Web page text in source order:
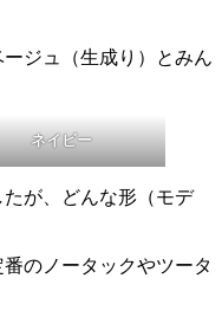
ジュ（生成り）とみん
ネイビー
が、どんな形（モデ
のノータックやツータ